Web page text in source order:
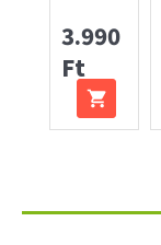
3.990
Ft